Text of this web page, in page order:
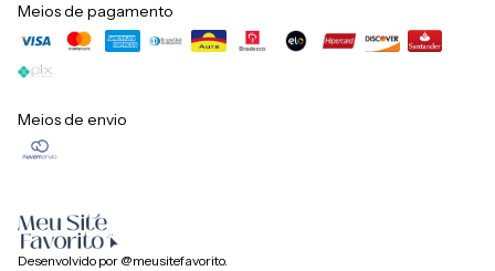
Meios de pagamento
Meios de envio
Desenvolvido por @meusitefavorito.